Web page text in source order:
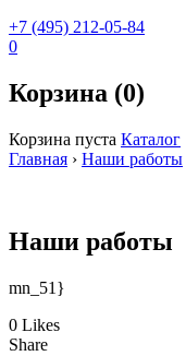
+7 (495) 212-05-84
0
Корзина (0)
Корзина пуста Каталог
Главная › Наши работы
Наши работы
mn_51}
0 Likes
Share